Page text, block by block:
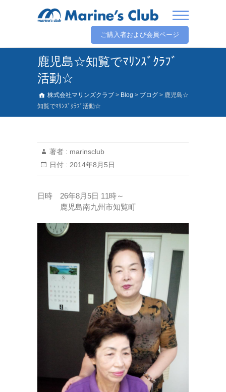
ご購入者および会員ページ
鹿児島☆知覧でﾏﾘﾝｽﾞｸﾗﾌﾞ
活動☆
株式会社マリンズクラブ > Blog > ブログ > 鹿児島☆
知覧でﾏﾘﾝｽﾞｸﾗﾌﾞ活動☆
著者 : marinsclub
日付 : 2014年8月5日
日時 26年8月5日 11時～
鹿児島南九州市知覧町